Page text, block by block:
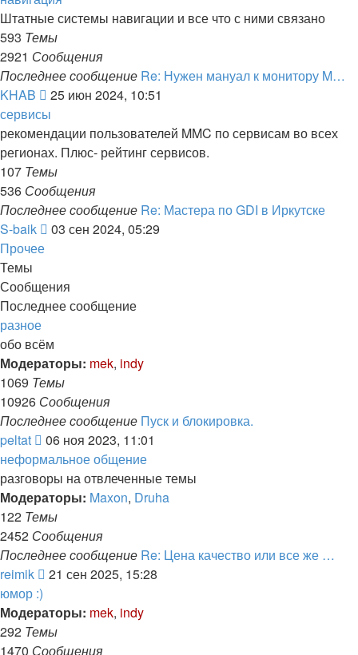
последнему
сообщению
Штатные системы навигации и все что с ними связано
593 Темы
2921 Сообщения
Последнее сообщение Re: Нужен мануал к монитору M…
KHAB
Перейти
к
последнему
сообщению
25 июн 2024, 10:51
сервисы
рекомендации пользователей MMC по сервисам во всех
регионах. Плюс- рейтинг сервисов.
107 Темы
536 Сообщения
Последнее сообщение Re: Мастера по GDI в Иркутске
S-baik
Перейти
сообщению
03 сен 2024, 05:29
Прочее
Темы
Сообщения
Последнее сообщение
разное
обо всём
Модераторы: mek, indy
1069 Темы
10926 Сообщения
Последнее сообщение Пуск и блокировка.
peltat
Перейти
к
последнему
сообщению
06 ноя 2023, 11:01
неформальное общение
разговоры на отвлеченные темы
Модераторы: Maxon, Druha
122 Темы
2452 Сообщения
Последнее сообщение Re: Цена качество или все же …
reimik
Перейти
последнему
сообщению
21 сен 2025, 15:28
юмор :)
Модераторы: mek, indy
292 Темы
1470 Сообщения